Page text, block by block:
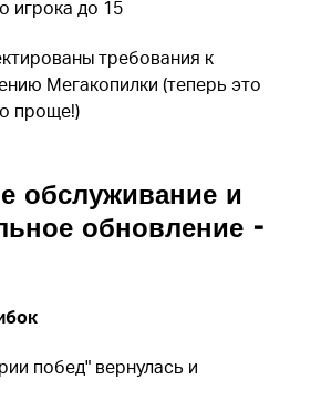
игрока до 15
требования к
Мегакопилки(теперь это
проще!)
обслуживание и
обновление -
побед" вернулась и